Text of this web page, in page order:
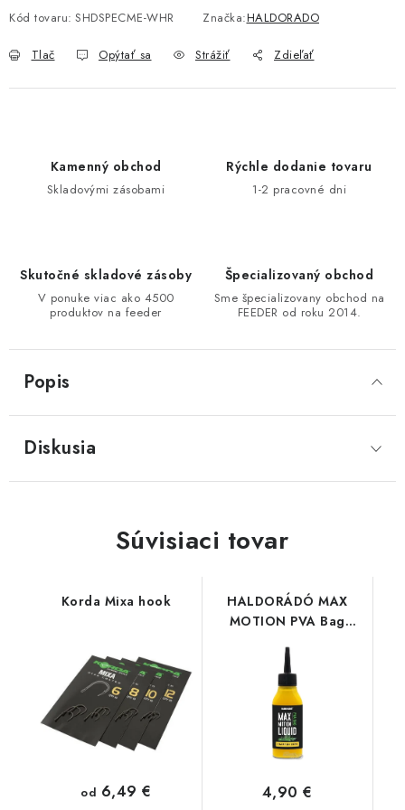
DOPRAVA
VŠEOBECNÉ NARIADENIE O BEZPEČNOSTI
PRODUKTOV (GPSR)
Doprava Navštívte našu predajňu v MARCELOVEJ »
Kód tovaru: SHDSPECME-WHR Značka:HALDORADO
Tlač Opýtať sa Strážiť Zdieľať
Kamenný obchod
Skladovými zásobami
Rýchle dodanie tovaru
1-2 pracovné dni
Skutočné skladové zásoby
V ponuke viac ako 4500
produktov na feeder
Špecializovaný obchod
Sme špecializovany obchod na
FEEDER od roku 2014.
Popis
Diskusia
Súvisiaci tovar
Korda Mixa hook
od 6,49 €
HALDORÁDÓ MAX
MOTION PVA Bag
Corn
4,90 €